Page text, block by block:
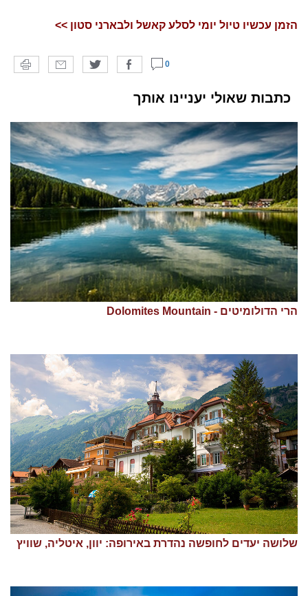
הזמן עכשיו טיול יומי לסלע קאשל ולבארני סטון >>
0
כתבות שאולי יעניינו אותך
הרי הדולומיטים - Dolomites Mountain
שלושה יעדים לחופשה נהדרת באירופה: יוון, איטליה, שוויץ